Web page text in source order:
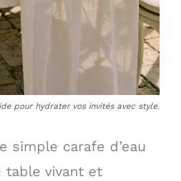
pour hydrater vos invités avec style.
simple carafe d’eau
table vivant et